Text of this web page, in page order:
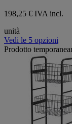
198,25 € IVA incl.
unità
Vedi le 5 opzioni
Prodotto